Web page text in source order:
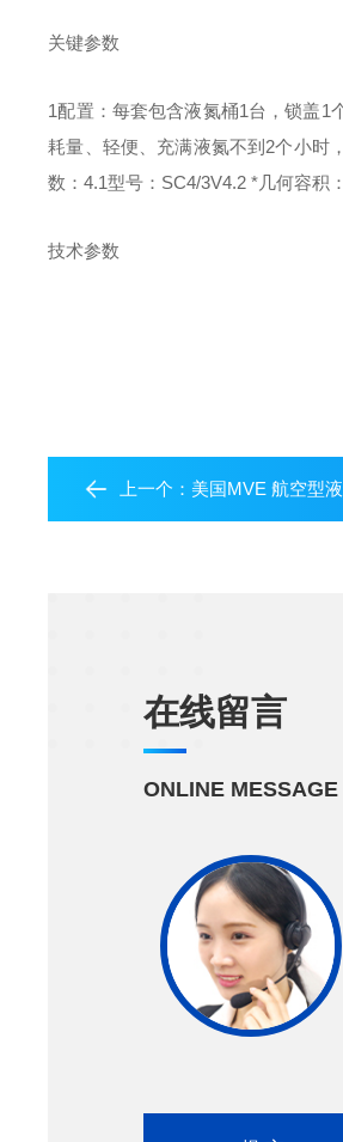
关键参数
1配置：每套包含液氮桶1台，锁盖1
耗量、轻便、充满液氮不到2个小时
数：4.1型号：SC4/3V4.2 *几何容积
技术参数
上一个： 美国MVE 航空型液
在线留言
ONLINE MESSAGE